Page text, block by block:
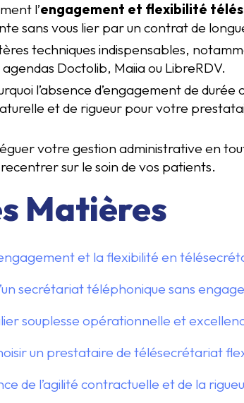
l’engagement et flexibilité
sans vous lier par un contrat de
techniques indispensables,
Doctolib, Maiia ou LibreRDV.
l’absence d’engagement de durée
et de rigueur pour votre
votre gestion administrative en
sur le soin de vos patients.
Matières
et la flexibilité en
secrétariat téléphonique sans
souplesse opérationnelle et
un prestataire de télésecrétariat
de l’agilité contractuelle et de la